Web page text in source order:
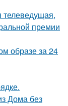
телеведущая,
премии
образе за 24
Дома без